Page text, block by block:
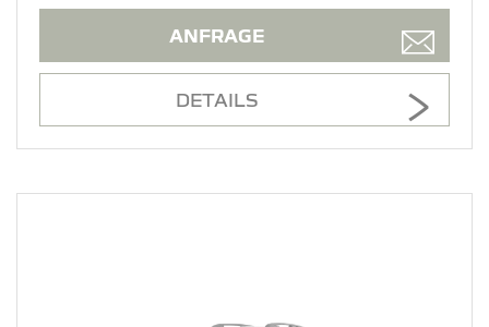
ANFRAGE
DETAILS